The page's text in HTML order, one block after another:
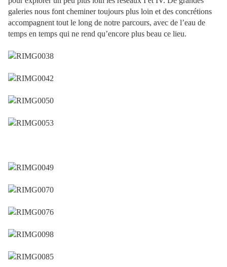
galeries nous font cheminer toujours plus loin et des concrétions
accompagnent tout le long de notre parcours, avec de l’eau de
temps en temps qui ne rend qu’encore plus beau ce lieu.